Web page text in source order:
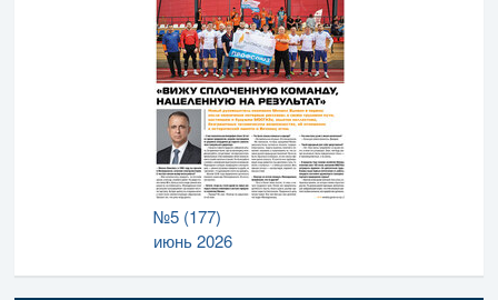
№5 (177)
июнь 2026